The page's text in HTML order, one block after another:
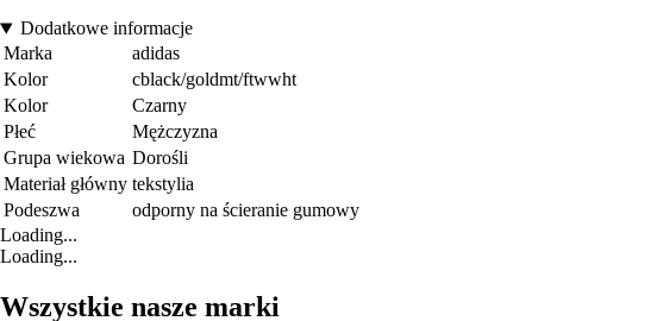
Dodatkowe informacje
Marka
adidas
Kolor
cblack/goldmt/ftwwht
Kolor
Czarny
Płeć
Mężczyzna
Grupa wiekowa Dorośli
Materiał główny tekstylia
Podeszwa
odporny na ścieranie gumowy
Loading...
Loading...
Wszystkie nasze marki